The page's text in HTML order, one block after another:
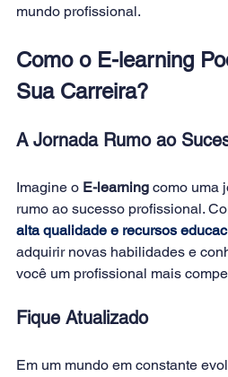
mundo profissional.
Como o E-learning
Sua Carreira?
A Jornada Rumo ao
Imagine o E-learning como uma
rumo ao sucesso profissional.
alta qualidade e recursos
adquirir novas habilidades e
você um profissional mais
Fique Atualizado
Em um mundo em constante